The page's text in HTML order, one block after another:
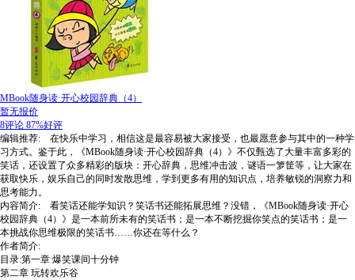
MBook随身读·开心校园辞典（4）
暂无报价
8评论 87%好评
编辑推荐: 在快乐中学习，相信这是最容易被大家接受，也最愿意参与其中的一种学
习方式。鉴于此，《MBook随身读·开心校园辞典（4）》不仅甄选了大量丰富多彩的
笑话，还设置了众多精彩的版块：开心辞典，思维冲击波，谜语一箩筐等，让大家在
获取快乐，娱乐自己的同时发散思维，学到更多有用的知识点，培养敏锐的洞察力和
思考能力。
内容简介: 看笑话还能学知识？笑话书还能拓展思维？没错，《MBook随身读·开心
校园辞典（4）》是一本前所未有的笑话书；是一本不断挖掘你笑点的笑话书；是一
本挑战你思维极限的笑话书……你还在等什么？
作者简介:
目录:第一章 爆笑课间十分钟
第二章 玩转欢乐谷